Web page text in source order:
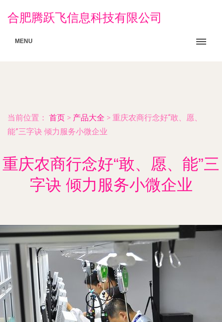
合肥腾跃飞信息科技有限公司
MENU
当前位置： 首页 > 产品大全 > 重庆农商行念好“敢、愿、
能”三字诀 倾力服务小微企业
重庆农商行念好“敢、愿、能”三
字诀 倾力服务小微企业